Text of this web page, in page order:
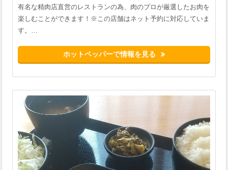
有名な精肉店直営のレストランの為、肉のプロが厳選したお肉を
楽しむことができます！※この店舗はネット予約に対応していま
す。…
ホットペッパーで情報を見る